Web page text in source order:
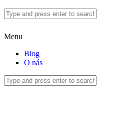
Menu
Blog
O nás